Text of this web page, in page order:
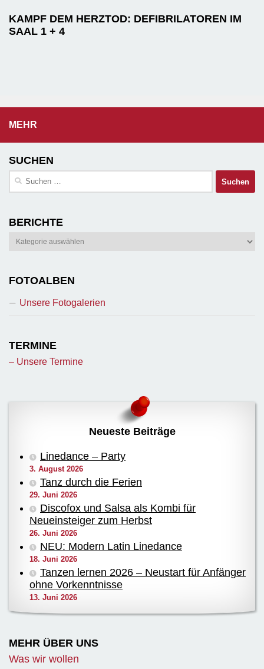
KAMPF DEM HERZTOD: DEFIBRILATOREN IM
SAAL 1 + 4
MEHR
SUCHEN
Suchen
BERICHTE
Berichte
FOTOALBEN
Unsere Fotogalerien
TERMINE
– Unsere Termine
Neueste Beiträge
Linedance – Party
3. August 2026
Tanz durch die Ferien
29. Juni 2026
Discofox und Salsa als Kombi für
Neueinsteiger zum Herbst
26. Juni 2026
NEU: Modern Latin Linedance
18. Juni 2026
Tanzen lernen 2026 – Neustart für Anfänger
ohne Vorkenntnisse
13. Juni 2026
MEHR ÜBER UNS
Was wir wollen